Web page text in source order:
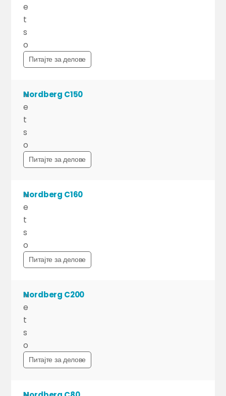
e
t
s
o
Питајте за делове
M
e
t
s
o
Nordberg C150
Питајте за делове
M
e
t
s
o
Nordberg C160
Питајте за делове
M
e
t
s
o
Nordberg C200
Питајте за делове